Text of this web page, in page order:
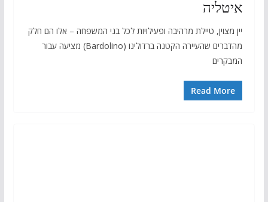
איטליה
יין מצוין, טיילת מרהיבה ופעילויות לכל בני המשפחה – אלו הם חלק
מהדברים שהעיירה הקטנה ברדולינו (Bardolino) מציעה עבור
המבקרים
Read More